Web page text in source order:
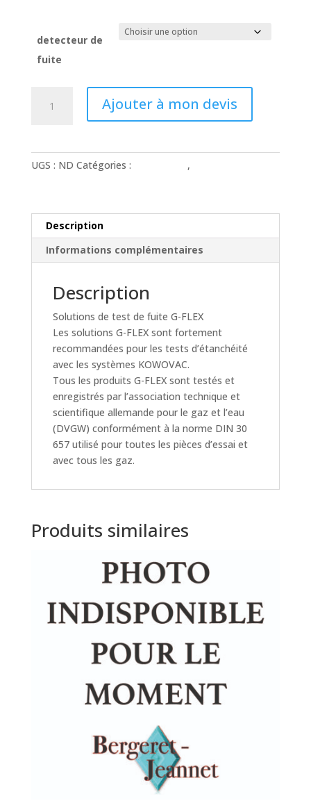
detecteur de
fuite
Types
de
Tests)
Ajouter à mon devis
UGS : ND Catégories : ,
Description
Informations complémentaires
Description
Solutions de test de fuite G-FLEX
Les solutions G-FLEX sont fortement
recommandées pour les tests d’étanchéité
avec les systèmes KOWOVAC.
Tous les produits G-FLEX sont testés et
enregistrés par l’association technique et
scientifique allemande pour le gaz et l’eau
(DVGW) conformément à la norme DIN 30
657 utilisé pour toutes les pièces d’essai et
avec tous les gaz.
Produits similaires